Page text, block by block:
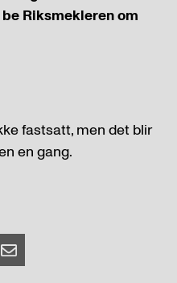
Riksmekleren om
fastsatt, men det blir
en gang.